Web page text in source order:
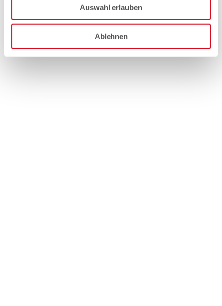
Auswahl erlauben
Ablehnen